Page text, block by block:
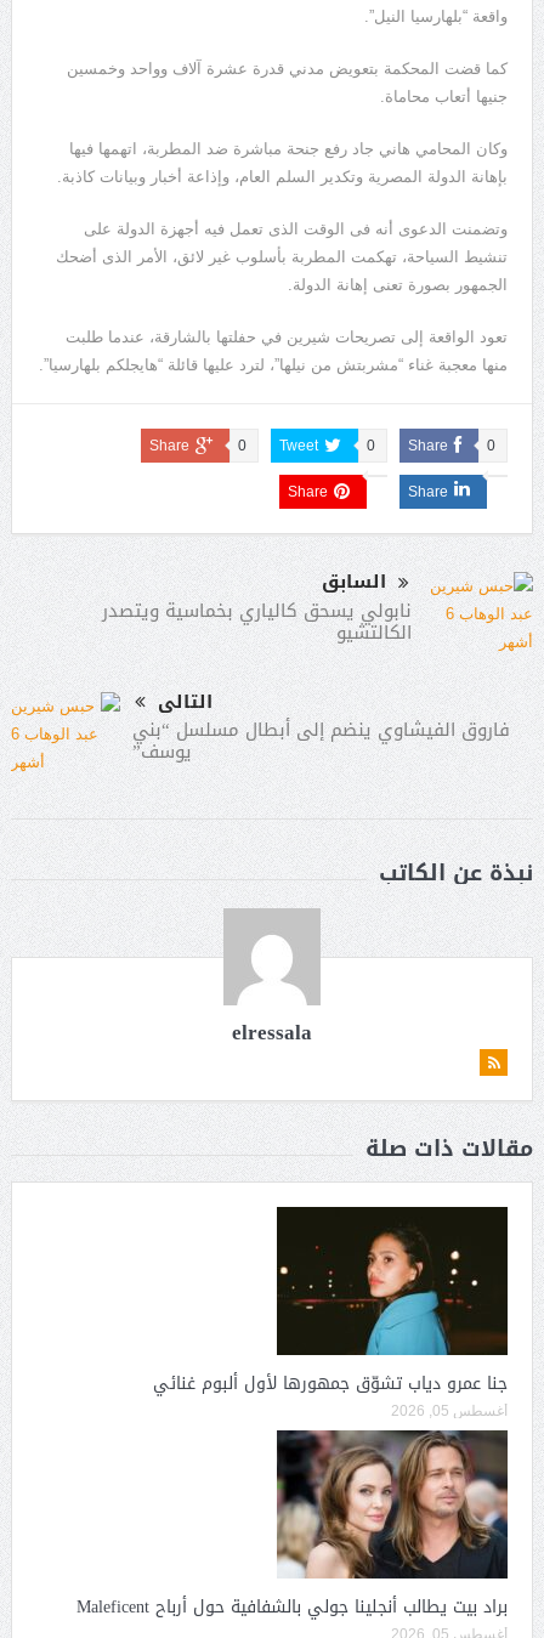
واقعة “بلهارسيا النيل”.
كما قضت المحكمة بتعويض مدني قدرة عشرة آلاف وواحد وخمسين
جنيها أتعاب محاماة.
وكان المحامي هاني جاد رفع جنحة مباشرة ضد المطربة، اتهمها فيها
بإهانة الدولة المصرية وتكدير السلم العام، وإذاعة أخبار وبيانات كاذبة.
وتضمنت الدعوى أنه فى الوقت الذى تعمل فيه أجهزة الدولة على
تنشيط السياحة، تهكمت المطربة بأسلوب غير لائق، الأمر الذى أضحك
الجمهور بصورة تعنى إهانة الدولة.
تعود الواقعة إلى تصريحات شيرين في حفلتها بالشارقة، عندما طلبت
منها معجبة غناء “مشربتش من نيلها”، لترد عليها قائلة “هايجلكم بلهارسيا”.
Share 0
Tweet 0
Share 0
Share
Share
السابق
نابولي يسحق كالياري بخماسية ويتصدر
الكالتشيو
التالى
فاروق الفيشاوي ينضم إلى أبطال مسلسل “بني
يوسف”
نبذة عن الكاتب
elressala
مقالات ذات صلة
جنا عمرو دياب تشوّق جمهورها لأول ألبوم غنائي
أغسطس 05, 2026
براد بيت يطالب أنجلينا جولي بالشفافية حول أرباح Maleficent